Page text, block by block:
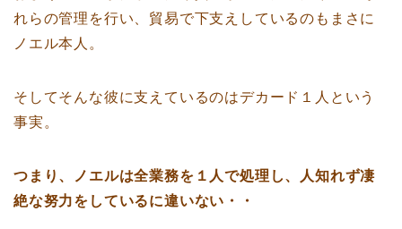
れらの管理を行い、貿易で下支えしているのもまさに
ノエル本人。
そしてそんな彼に支えているのはデカード１人という
事実。
つまり、ノエルは全業務を１人で処理し、人知れず凄
絶な努力をしているに違いない・・